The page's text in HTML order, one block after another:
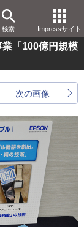
検索 Impressサイト
「100億円規模
次の画像